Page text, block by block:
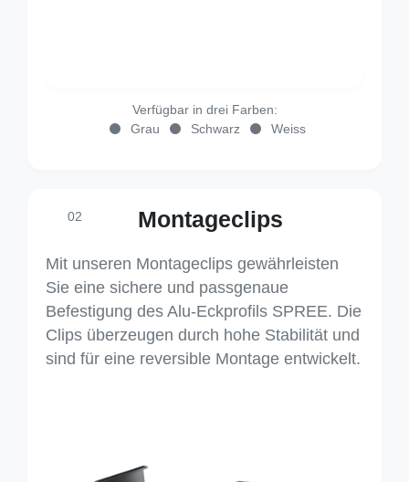
Verfügbar in drei Farben:
Grau
Schwarz Weiss
02 Montageclips
Mit unseren Montageclips gewährleisten
Sie eine sichere und passgenaue
Befestigung des Alu-Eckprofils SPREE. Die
Clips überzeugen durch hohe Stabilität und
sind für eine reversible Montage entwickelt.